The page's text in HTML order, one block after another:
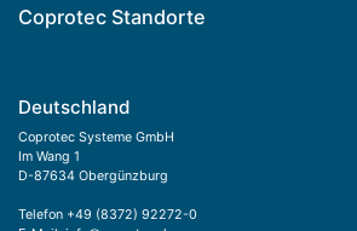
Coprotec Standorte
Deutschland
Coprotec Systeme GmbH
Im Wang 1
D-87634 Obergünzburg
Telefon +49 (8372) 92272-0